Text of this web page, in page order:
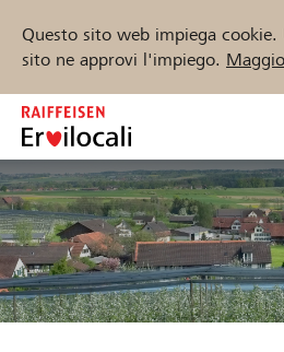
Questo sito web impiega cookie.
sito ne approvi l'impiego.
Zum
Inhalt
springen
Trova progetti e organizzazioni
Inizia ora